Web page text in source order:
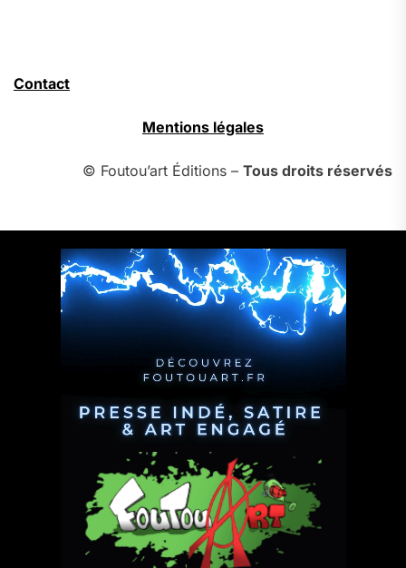
Contact
Mentions légales
© Foutou’art Éditions – Tous droits réservés